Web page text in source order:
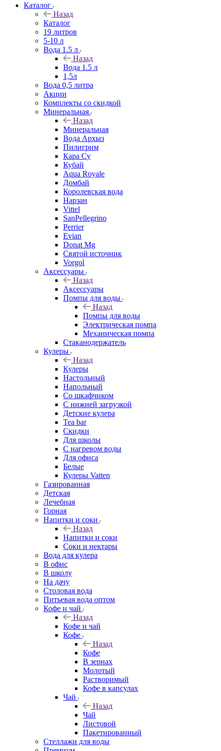
Каталог
Назад
Каталог
19 литров
5-10 л
Вода 1.5 л
Назад
Вода 1.5 л
1,5л
Вода 0,5 литра
Акции
Комплекты со скидкой
Минеральная
Назад
Минеральная
Вода Архыз
Пилигрим
Кара Су
Кубай
Aqua Royale
Домбай
Королевская вода
Нарзан
Vittel
SanPellegrino
Perrier
Evian
Donat Mg
Святой источник
Vorgol
Аксессуары
Назад
Аксессуары
Помпы для воды
Назад
Помпы для воды
Электрическая помпа
Механическая помпа
Стаканодержатель
Кулеры
Назад
Кулеры
Настольный
Напольный
Со шкафчиком
С нижней загрузкой
Детские кулера
Tea bar
Скидки
Для школы
С нагревом воды
Для офиса
Белые
Кулеры Vatten
Газированная
Детская
Лечебная
Горная
Напитки и соки
Назад
Напитки и соки
Соки и нектары
Вода для кулера
В офис
В школу
На дачу
Столовая вода
Питьевая вода оптом
Кофе и чай
Назад
Кофе и чай
Кофе
Назад
Кофе
В зернах
Молотый
Растворимый
Кофе в капсулах
Чай
Назад
Чай
Листовой
Пакетированный
Стеллажи для воды